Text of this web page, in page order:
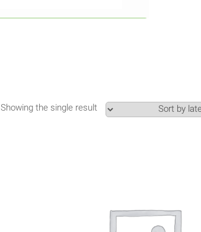
Showing the single result